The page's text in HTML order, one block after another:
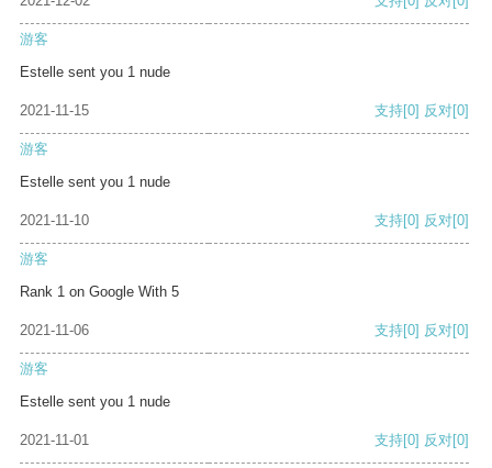
游客
Estelle sent you 1 nude
2021-11-15 支持[0] 反对[0]
游客
Estelle sent you 1 nude
2021-11-10 支持[0] 反对[0]
游客
Rank 1 on Google With 5
2021-11-06 支持[0] 反对[0]
游客
Estelle sent you 1 nude
2021-11-01 支持[0] 反对[0]